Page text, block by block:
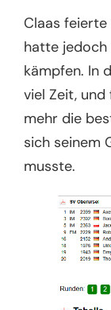
Claas feierte
hatte jedoch
kämpfen. In
viel Zeit,
mehr die
sich seinem
musste.